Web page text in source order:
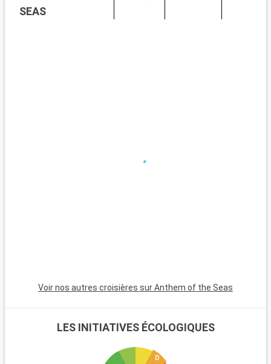
SEAS
Voir nos autres croisières sur Anthem of the Seas
LES INITIATIVES ÉCOLOGIQUES